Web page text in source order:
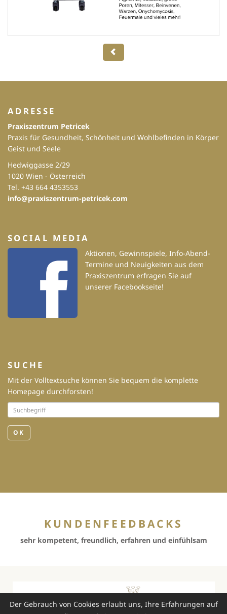
Der Gebrauch von Cookies erlaubt uns, Ihre Erfahrungen auf
ADRESSE
Praxiszentrum Petricek
Praxis für Gesundheit, Schönheit und Wohlbefinden in Körper
Geist und Seele
Hedwiggasse 2/29
1020 Wien - Österreich
Tel. +43 664 4353553
info@praxiszentrum-petricek.com
SOCIAL MEDIA
Aktionen, Gewinnspiele, Info-Abend-
Termine und Neuigkeiten aus dem
Praxiszentrum erfragen Sie auf
unserer Facebookseite!
SUCHE
Mit der Volltextsuche können Sie bequem die komplette
Homepage durchforsten!
OK
KUNDENFEEDBACKS
sehr kompetent, freundlich, erfahren und einfühlsam